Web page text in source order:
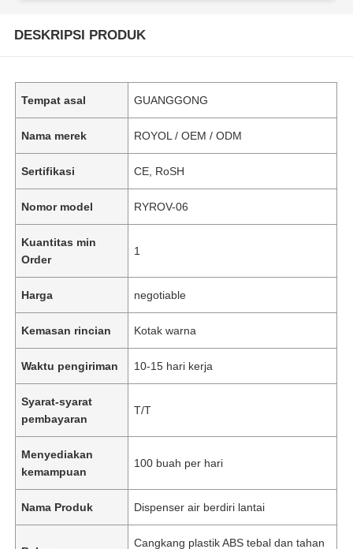
DESKRIPSI PRODUK
Tempat asal GUANGGONG
Nama merek ROYOL / OEM / ODM
Sertifikasi CE, RoSH
Nomor model RYROV-06
Kuantitas min
Order
1
Harga negotiable
Kemasan rincian Kotak warna
Waktu pengiriman 10-15 hari kerja
Syarat-syarat
pembayaran
T/T
Menyediakan
kemampuan
100 buah per hari
Nama Produk Dispenser air berdiri lantai
Cangkang plastik ABS tebal dan tahan